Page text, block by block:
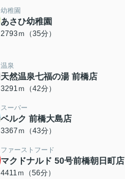
幼稚園
あさひ幼稚園
2793ｍ（35分）
温泉
天然温泉七福の湯 前橋店
3291ｍ（42分）
スーパー
ベルク 前橋大島店
3367ｍ（43分）
ファーストフード
マクドナルド 50号前橋朝日町店
4411ｍ（56分）